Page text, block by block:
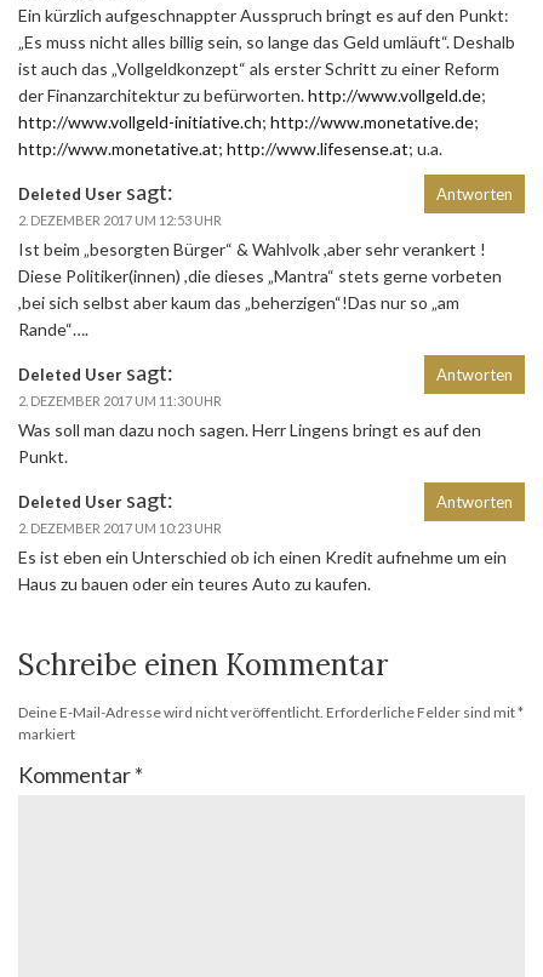
Ein kürzlich aufgeschnappter Ausspruch bringt es auf den Punkt:
„Es muss nicht alles billig sein, so lange das Geld umläuft“. Deshalb
ist auch das „Vollgeldkonzept“ als erster Schritt zu einer Reform
der Finanzarchitektur zu befürworten.http://www.vollgeld.de;
http://www.vollgeld-initiative.ch; http://www.monetative.de;
http://www.monetative.at; http://www.lifesense.at; u.a.
Deleted User sagt:
2. DEZEMBER 2017 UM 12:53 UHR
Ist beim „besorgten Bürger“ & Wahlvolk ,aber sehr verankert !
Diese Politiker(innen) ,die dieses „Mantra“ stets gerne vorbeten
,bei sich selbst aber kaum das „beherzigen“!Das nur so „am
Rande“….
Antworten
Deleted User sagt:
2. DEZEMBER 2017 UM 11:30 UHR
Was soll man dazu noch sagen. Herr Lingens bringt es auf den
Punkt.
Antworten
Deleted User sagt:
2. DEZEMBER 2017 UM 10:23 UHR
Es ist eben ein Unterschied ob ich einen Kredit aufnehme um ein
Haus zu bauen oder ein teures Auto zu kaufen.
Antworten
Schreibe einen Kommentar
Deine E-Mail-Adresse wird nicht veröffentlicht. Erforderliche Felder sind mit*
markiert
Kommentar*